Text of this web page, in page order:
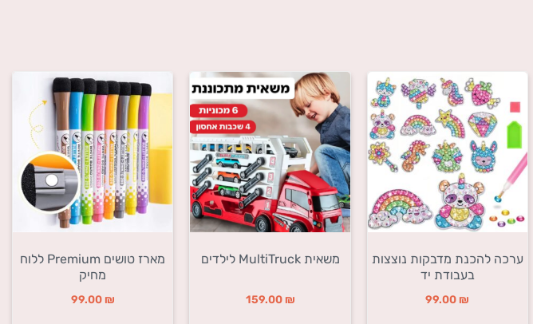
ערכה להכנת מדבקות נוצצות
בעבודת יד
99.00 ₪
משאית MultiTruck לילדים
159.00 ₪
מארז טושים Premium ללוח
מחיק
99.00 ₪